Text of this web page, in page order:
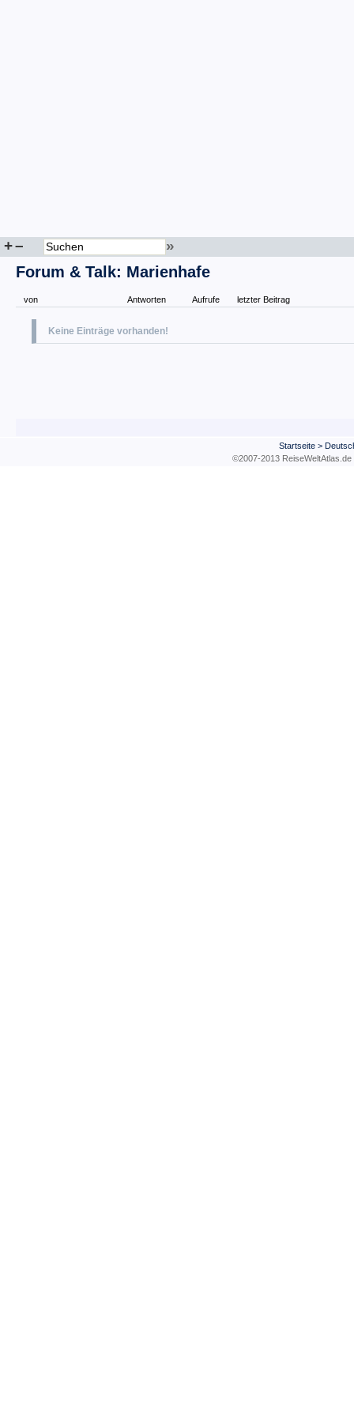
+– »
Forum & Talk: Marienhafe
von Antworten Aufrufe letzter Beitrag
Keine Einträge vorhanden!
Startseite>
©2007-2013